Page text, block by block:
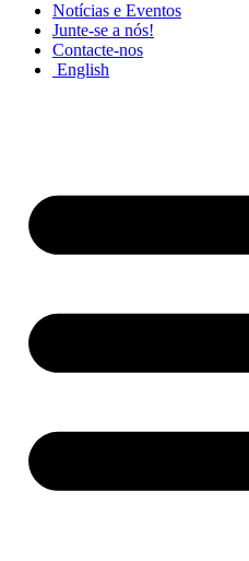
Notícias e Eventos
Junte-se a nós!
Contacte-nos
English